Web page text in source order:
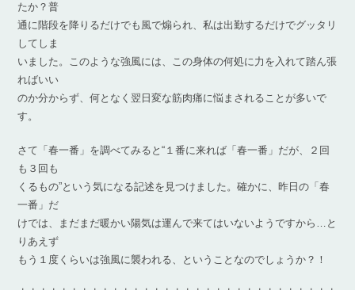
たか？普
通に階段を降りるだけでも風で煽られ、私は出勤するだけでグッタリ
してしま
いました。このような強風には、この身体の何処に力を入れて踏ん張
ればいい
のか分からず、何となく翌日変な筋肉痛に悩まされることが多いで
す。
さて「春一番」を調べてみると“１番に来れば「春一番」だが、２回
も３回も
くるもの”という気になる記述を見つけました。確かに、昨日の「春
一番」だ
けでは、まだまだ暖かい陽気は運んで来てはいないようですから…と
りあえず
もう１度くらいは強風に襲われる、ということなのでしょうか？！